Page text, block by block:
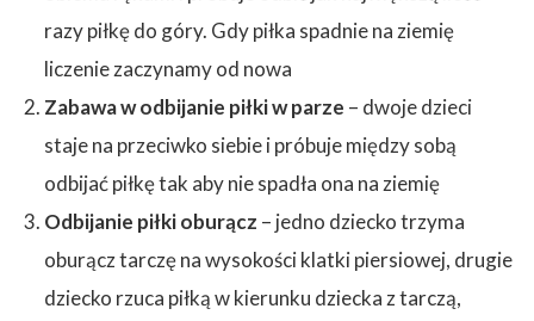
razy piłkę do góry. Gdy piłka spadnie na ziemię
liczenie zaczynamy od nowa
Zabawa w odbijanie piłki w parze – dwoje dzieci
staje na przeciwko siebie i próbuje między sobą
odbijać piłkę tak aby nie spadła ona na ziemię
Odbijanie piłki oburącz – jedno dziecko trzyma
oburącz tarczę na wysokości klatki piersiowej, drugie
dziecko rzuca piłką w kierunku dziecka z tarczą,